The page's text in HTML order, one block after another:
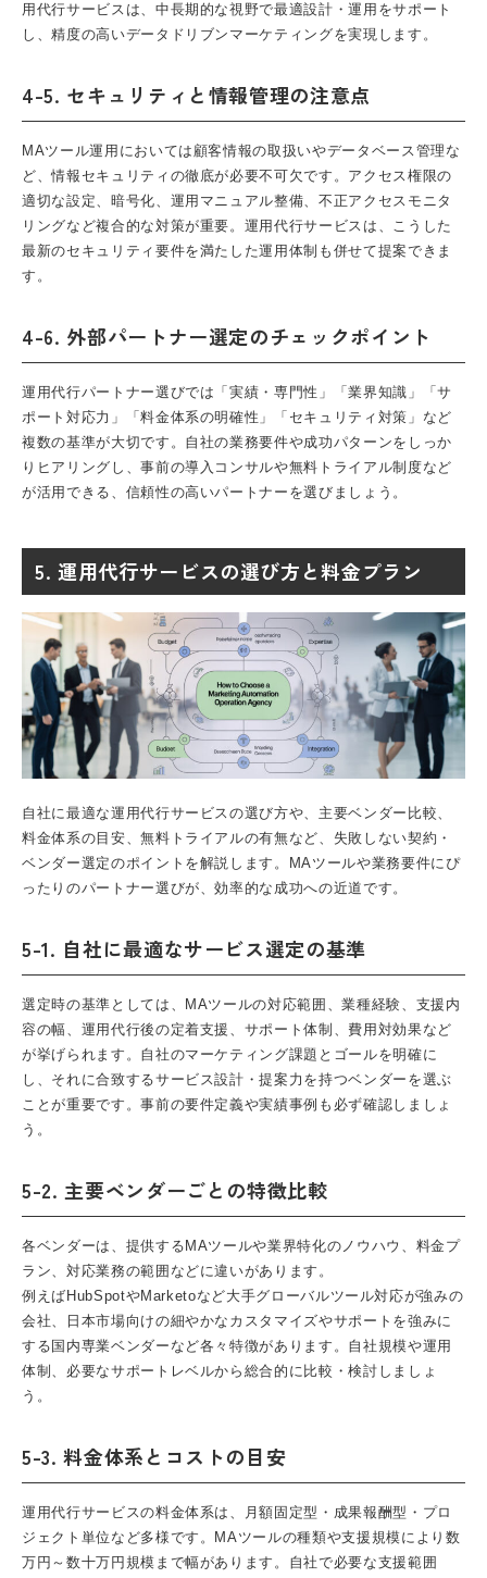
用代行サービスは、中長期的な視野で最適設計・運用をサポート
し、精度の高いデータドリブンマーケティングを実現します。
4-5. セキュリティと情報管理の注意点
MAツール運用においては顧客情報の取扱いやデータベース管理な
ど、情報セキュリティの徹底が必要不可欠です。アクセス権限の
適切な設定、暗号化、運用マニュアル整備、不正アクセスモニタ
リングなど複合的な対策が重要。運用代行サービスは、こうした
最新のセキュリティ要件を満たした運用体制も併せて提案できま
す。
4-6. 外部パートナー選定のチェックポイント
運用代行パートナー選びでは「実績・専門性」「業界知識」「サ
ポート対応力」「料金体系の明確性」「セキュリティ対策」など
複数の基準が大切です。自社の業務要件や成功パターンをしっか
りヒアリングし、事前の導入コンサルや無料トライアル制度など
が活用できる、信頼性の高いパートナーを選びましょう。
5. 運用代行サービスの選び方と料金プラン
自社に最適な運用代行サービスの選び方や、主要ベンダー比較、
料金体系の目安、無料トライアルの有無など、失敗しない契約・
ベンダー選定のポイントを解説します。MAツールや業務要件にぴ
ったりのパートナー選びが、効率的な成功への近道です。
5-1. 自社に最適なサービス選定の基準
選定時の基準としては、MAツールの対応範囲、業種経験、支援内
容の幅、運用代行後の定着支援、サポート体制、費用対効果など
が挙げられます。自社のマーケティング課題とゴールを明確に
し、それに合致するサービス設計・提案力を持つベンダーを選ぶ
ことが重要です。事前の要件定義や実績事例も必ず確認しましょ
う。
5-2. 主要ベンダーごとの特徴比較
各ベンダーは、提供するMAツールや業界特化のノウハウ、料金プ
ラン、対応業務の範囲などに違いがあります。
例えばHubSpotやMarketoなど大手グローバルツール対応が強みの
会社、日本市場向けの細やかなカスタマイズやサポートを強みに
する国内専業ベンダーなど各々特徴があります。自社規模や運用
体制、必要なサポートレベルから総合的に比較・検討しましょ
う。
5-3. 料金体系とコストの目安
運用代行サービスの料金体系は、月額固定型・成果報酬型・プロ
ジェクト単位など多様です。MAツールの種類や支援規模により数
万円～数十万円規模まで幅があります。自社で必要な支援範囲